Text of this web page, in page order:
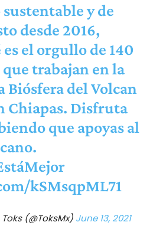
y de
desde 2016,
el orgullo de 140
trabajan en la
Biósfera del Volcan
Chiapas. Disfruta
que apoyas al
kSMsqpML71
(@ToksMx) June 13, 2021